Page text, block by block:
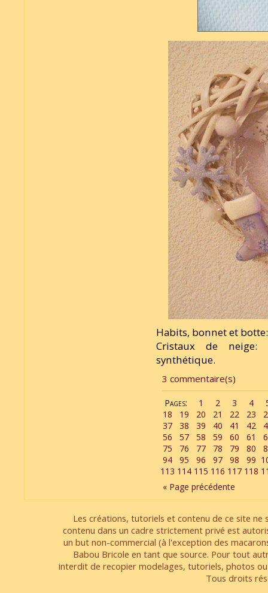
Habits, bonnet et
Cristaux de neige:
synthétique.
3 commentaire(s)
Pages: 1 2 3 4
18
19 20 21 22 23
37
38 39 40 41 42
56
57 58 59 60 61
75
76 77 78 79 80
94
95 96 97 98 99
113 114 115 116 117 118
« Page précédente
Les créations, tutoriels et contenu de ce site
contenu dans un cadre strictement privé est
un but non-commercial (à l'exception des
Babou Bricole en tant que source. Pour tout
interdit de recopier modelages, tutoriels, photos
Tous droits